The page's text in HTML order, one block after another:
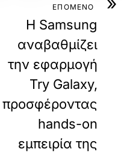
ΕΠΟΜΕΝΟ
Η Samsung
αναβαθμίζει
την εφαρμογή
Try Galaxy,
προσφέροντας
hands-on
εμπειρία της